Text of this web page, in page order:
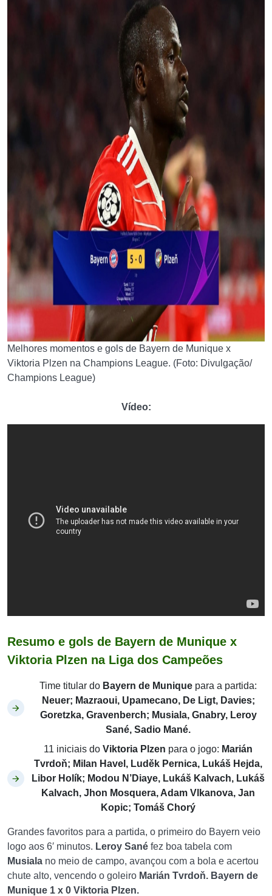
Melhores momentos e gols de Bayern de Munique x
Viktoria Plzen na Champions League. (Foto: Divulgação/
Champions League)
Vídeo:
Resumo e gols de Bayern de Munique x
Viktoria Plzen na Liga dos Campeões
Time titular do Bayern de Munique para a partida:
Neuer; Mazraoui, Upamecano, De Ligt, Davies;
Goretzka, Gravenberch; Musiala, Gnabry, Leroy
Sané, Sadio Mané.
11 iniciais do Viktoria Plzen para o jogo: Marián
Tvrdoň; Milan Havel, Luděk Pernica, Lukáš Hejda,
Libor Holík; Modou N’Diaye, Lukáš Kalvach, Lukáš
Kalvach, Jhon Mosquera, Adam Vlkanova, Jan
Kopic; Tomáš Chorý
Grandes favoritos para a partida, o primeiro do Bayern veio
logo aos 6′ minutos. Leroy Sané fez boa tabela com
Musiala no meio de campo, avançou com a bola e acertou
chute alto, vencendo o goleiro Marián Tvrdoň. Bayern de
Munique 1 x 0 Viktoria Plzen.